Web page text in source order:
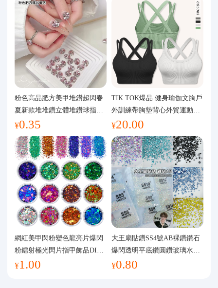
粉色高品肥方美甲堆鑽超閃春
夏新款堆堆鑽立體堆鑽球指甲
裝飾品
¥0.35
TIK TOK爆品 健身瑜伽文胸戶
外訓練帶胸墊背心外貿運動瑜
伽服女
¥20.00
網紅美甲閃粉變色龍亮片爆閃
粉鐳射極光閃片指甲飾品DIY
手工流麻
¥1.00
大王扇貼鑽SS4號AB裸鑽鑽石
爆閃透明平底鑽圓鑽玻璃水鑽
美甲鑽飾
¥0.80